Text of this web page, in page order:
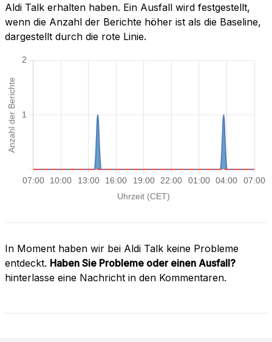
Aldi Talk erhalten haben. Ein Ausfall wird festgestellt,
wenn die Anzahl der Berichte höher ist als die Baseline,
dargestellt durch die rote Linie.
In Moment haben wir bei Aldi Talk keine Probleme
entdeckt. Haben Sie Probleme oder einen Ausfall?
hinterlasse eine Nachricht in den Kommentaren.